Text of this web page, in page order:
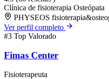
Clínica de fisioterapia Osteópata
PHYSEOS
Ver perfil completo
#3 Top Valorado
Fimas Center
Fisioterapeuta